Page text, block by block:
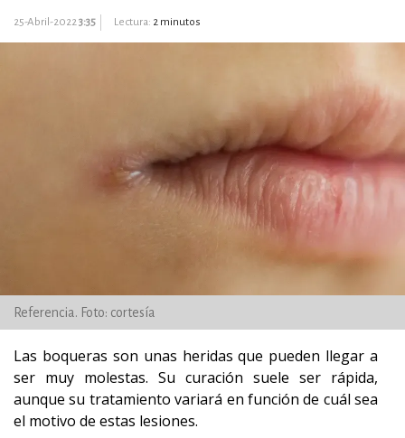
25-Abril-20223:35 Lectura: 2 minutos
Referencia. Foto: cortesía
Las boqueras son unas heridas que pueden llegar a
ser muy molestas. Su curación suele ser rápida,
aunque su tratamiento variará en función de cuál sea
el motivo de estas lesiones.